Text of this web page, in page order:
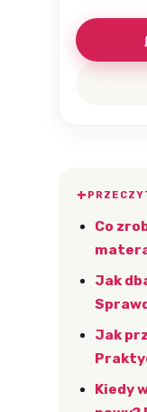
Co
Jak
Jak
Kiedy